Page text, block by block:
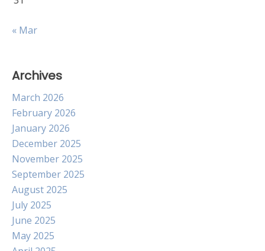
« Mar
Archives
March 2026
February 2026
January 2026
December 2025
November 2025
September 2025
August 2025
July 2025
June 2025
May 2025